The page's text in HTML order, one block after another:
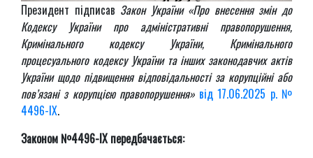
Президент підписав Закон України «Про внесення змін до
Кодексу України про адміністративні правопорушення,
Кримінального кодексу України, Кримінального
процесуального кодексу України та інших законодавчих актів
України щодо підвищення відповідальності за корупційні або
пов’язані з корупцією правопорушення» від 17.06.2025 р. №
4496-IX.
Законом №4496-IX передбачається: